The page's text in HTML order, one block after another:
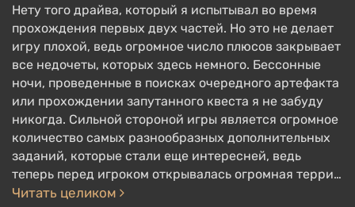
Нету того драйва, который я испытывал во время
прохождения первых двух частей. Но это не делает
игру плохой, ведь огромное число плюсов закрывает
все недочеты, которых здесь немного. Бессонные
ночи, проведенные в поисках очередного артефакта
или прохождении запутанного квеста я не забуду
никогда. Сильной стороной игры является огромное
количество самых разнообразных дополнительных
заданий, которые стали еще интересней, ведь
теперь перед игроком открывалась огромная терри…
Читать целиком